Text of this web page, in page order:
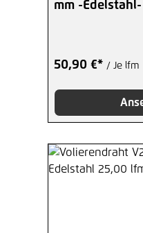
mm -
50,90 €* / Je lfm